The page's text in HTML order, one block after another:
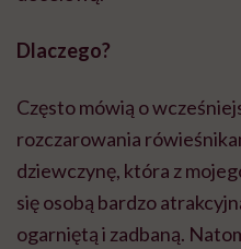
Dlaczego?
Często mówią o
rozczarowania
dziewczynę, która z
się osobą bardzo
ogarniętą i zadbaną.